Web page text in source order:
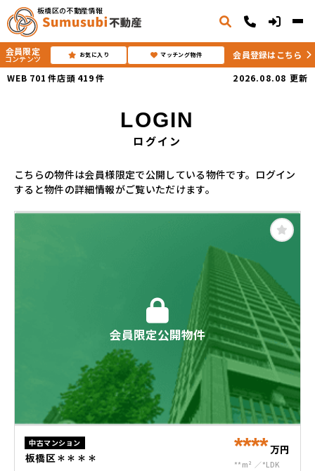
板橋区の不動産情報
会員限定
コンテンツ お気に入り マッチング物件
会員登録はこちら
WEB 701 件店頭 419 件 2026.08.08 更新
LOGIN
ログイン
こちらの物件は会員様限定で公開している物件です。ログイン
すると物件の詳細情報がご覧いただけます。
会員限定公開物件
中古マンション
板橋区＊＊＊＊ ****万円
**m² *LDK